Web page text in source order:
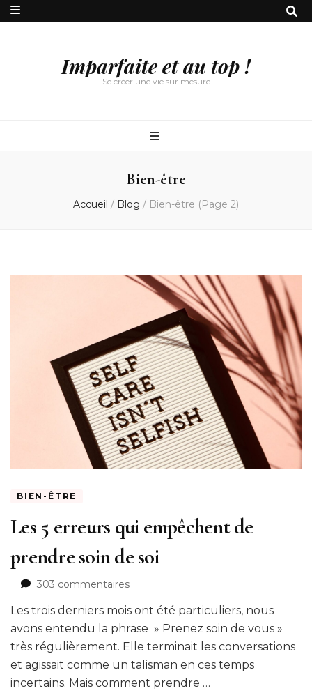
Imparfaite et au top !
Se créer une vie sur mesure
Bien-être
Accueil / Blog / Bien-être (Page 2)
BIEN-ÊTRE
Les 5 erreurs qui empêchent de
prendre soin de soi
303 commentairessur
5
erreurs
qui
empêchent
de
prendre
Les trois derniers mois ont été particuliers, nous
avons entendu la phrase » Prenez soin de vous »
très régulièrement. Elle terminait les conversations
et agissait comme un talisman en ces temps
incertains. Mais comment prendre …